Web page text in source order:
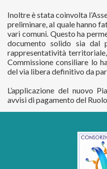
Inoltre è stata coinvolta
preliminare, al quale hanno
vari comuni. Questo ha
documento solido sia
rappresentatività
Commissione consiliare lo
del via libera definitivo da
L’applicazione del nuovo
avvisi di pagamento del